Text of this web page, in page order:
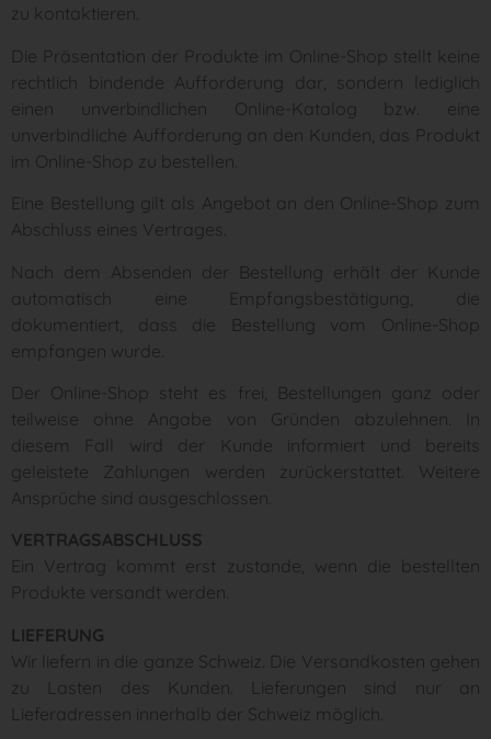
zu kontaktieren.
Die Präsentation der Produkte im Online-Shop stellt keine
rechtlich bindende Aufforderung dar, sondern lediglich
einen unverbindlichen Online-Katalog bzw. eine
unverbindliche Aufforderung an den Kunden, das Produkt
im Online-Shop zu bestellen.
Eine Bestellung gilt als Angebot an den Online-Shop zum
Abschluss eines Vertrages.
Nach dem Absenden der Bestellung erhält der Kunde
automatisch eine Empfangsbestätigung, die
dokumentiert, dass die Bestellung vom Online-Shop
empfangen wurde.
Der Online-Shop steht es frei, Bestellungen ganz oder
teilweise ohne Angabe von Gründen abzulehnen. In
diesem Fall wird der Kunde informiert und bereits
geleistete Zahlungen werden zurückerstattet. Weitere
Ansprüche sind ausgeschlossen.
VERTRAGSABSCHLUSS
Ein Vertrag kommt erst zustande, wenn die bestellten
Produkte versandt werden.
LIEFERUNG
Wir liefern in die ganze Schweiz. Die Versandkosten gehen
zu Lasten des Kunden. Lieferungen sind nur an
Lieferadressen innerhalb der Schweiz möglich.